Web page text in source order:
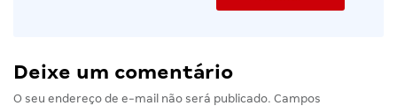
Deixe um comentário
O seu endereço de e-mail não será publicado. Campos